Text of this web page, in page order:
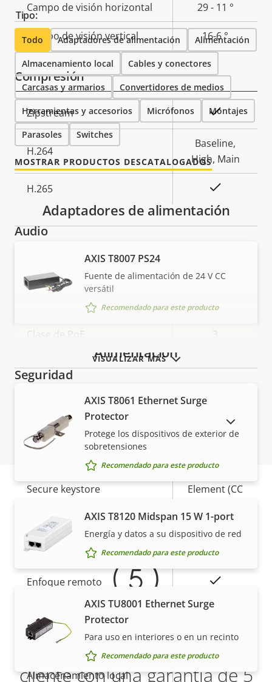
Campo de visión horizontal 29 - 11 °
Campo de visión vertical 16-6 °
Compresión
Descripción
de
propiedad
Valor de
la
propiedad
Zipstream Sí
H.264
Baseline,
High, Main
H.265
Audio
de
Valor de
la
Descripción
propiedad
la
propiedad
Clase de PoE 3
Seguridad
propiedad
Valor de
propiedad
Sistema operativo firmado
Arranque seguro Sí
Secure keystore
Secure
Element (CC
General
Descripción
Valor de
propiedad
Enfoque remoto
Zoom remoto
Infrarrojos integrados Sí
Almacenamiento local
Tipo:
Todo Adaptadores de alimentación Alimentación
Almacenamiento local Cables y conectores
Carcasas y armarios Convertidores de medios
Herramientas y accesorios Micrófonos Montajes
Parasoles Switches
MOSTRAR PRODUCTOS DESCATALOGADOS
VISUALIZAR MÁS
Adaptadores de alimentación
AXIS T8007 PS24
Fuente de alimentación de 24 V CC
versátil
Recomendado para este producto
Alimentación
AXIS T8061 Ethernet Surge
Protector
Protege los dispositivos de exterior de
sobretensiones
Recomendado para este producto
AXIS T8120 Midspan 15 W 1-port
Energía y datos a su dispositivo de red
Recomendado para este producto
AXIS TU8001 Ethernet Surge
Protector
Para uso en interiores o en un recinto
Recomendado para este producto
MOSTRAR PRODUCTOS DESCATALOGADOS
Garantía
Más tranquilidad para el
cliente con una garantía de 5